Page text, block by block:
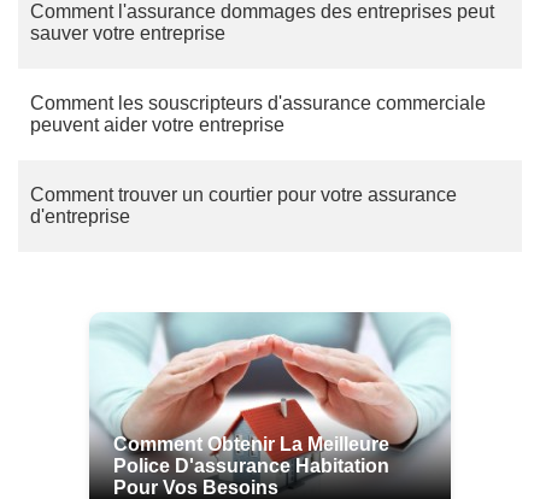
Comment l'assurance dommages des entreprises peut
sauver votre entreprise
Comment les souscripteurs d'assurance commerciale
peuvent aider votre entreprise
Comment trouver un courtier pour votre assurance
d'entreprise
Comment Obtenir La Meilleure
Police D'assurance Habitation
Pour Vos Besoins